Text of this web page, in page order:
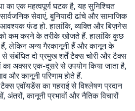
का एक महत्वपूर्ण घटक है, यह सुनिश्चित
सेवाएं, बुनियादी ढांचे और सामाजिक
फंड हो. हालांकि, व्यक्ति और बिज़नेस
कम करने के तरीके खोजते हैं. हालांकि कुछ
लेकिन अन्य गैरकानूनी हैं और कानून के
संबंधित दो प्रमुख शर्तें टैक्स चोरी और टैक्स
का अक्सर एक-दूसरे से उपयोग किया जाता है,
और कानूनी परिणाम होते हैं.
एवॉयडेंस का गहराई से विश्लेषण प्रदान
अंतरों, कानूनी प्रभावों और नैतिक विचारों